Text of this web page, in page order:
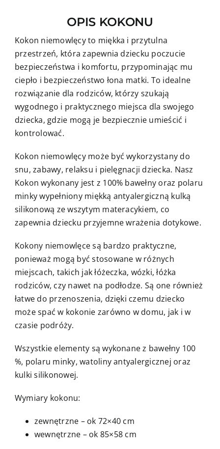
OPIS KOKONU
Kokon niemowlęcy to miękka i przytulna
przestrzeń, która zapewnia dziecku poczucie
bezpieczeństwa i komfortu, przypominając mu
ciepło i bezpieczeństwo łona matki. To idealne
rozwiązanie dla rodziców, którzy szukają
wygodnego i praktycznego miejsca dla swojego
dziecka, gdzie mogą je bezpiecznie umieścić i
kontrolować.
Kokon niemowlęcy może być wykorzystany do
snu, zabawy, relaksu i pielęgnacji dziecka. Nasz
Kokon wykonany jest z 100% bawełny oraz polaru
minky wypełniony miękką antyalergiczną kulką
silikonową ze wszytym materacykiem, co
zapewnia dziecku przyjemne wrażenia dotykowe.
Kokony niemowlęce są bardzo praktyczne,
ponieważ mogą być stosowane w różnych
miejscach, takich jak łóżeczka, wózki, łóżka
rodziców, czy nawet na podłodze. Są one również
łatwe do przenoszenia, dzięki czemu dziecko
może spać w kokonie zarówno w domu, jak i w
czasie podróży.
Wszystkie elementy są wykonane z bawełny 100
%, polaru minky, watoliny antyalergicznej oraz
kulki silikonowej.
Wymiary kokonu:
zewnętrzne – ok 72×40 cm
wewnętrzne – ok 85×58 cm